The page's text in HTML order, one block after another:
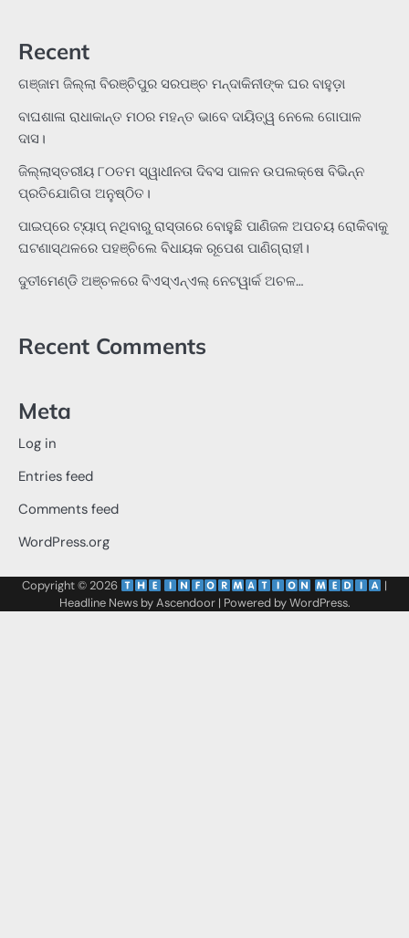
Recent
ଗଞ୍ଜାମ ଜିଲ୍ଲା ବିରଞ୍ଚିପୁର ସରପଞ୍ଚ ମନ୍ଦାକିନୀଙ୍କ ଘର ବାହୁଡ଼ା
ବାଘଶାଳା ରାଧାକାନ୍ତ ମଠର ମହନ୍ତ ଭାବେ ଦାୟିତ୍ୱ ନେଲେ ଗୋପାଳ
ଦାସ।
ଜିଲ୍ଲାସ୍ତରୀୟ ୮୦ତମ ସ୍ୱାଧୀନତା ଦିବସ ପାଳନ ଉପଲକ୍ଷେ ବିଭିନ୍ନ
ପ୍ରତିଯୋଗିତା ଅନୁଷ୍ଠିତ।
ପାଇପ୍‌ରେ ଟ୍ୟାପ୍‌ ନଥିବାରୁ ରାସ୍ତାରେ ବୋହୁଛି ପାଣିଜଳ ଅପଚୟ ରୋକିବାକୁ
ଘଟଣାସ୍ଥଳରେ ପହଞ୍ଚିଲେ ବିଧାୟକ ରୂପେଶ ପାଣିଗ୍ରାହୀ।
ଦୁତୀମେଣ୍ଡି ଅଞ୍ଚଳରେ ବିଏସ୍‌ଏନ୍‌ଏଲ୍‌ ନେଟୱାର୍କ ଅଚଳ…
Recent Comments
Meta
Log in
Entries feed
Comments feed
WordPress.org
Copyright © 2026
|
Headline News byAscendoor| Powered byWordPress.